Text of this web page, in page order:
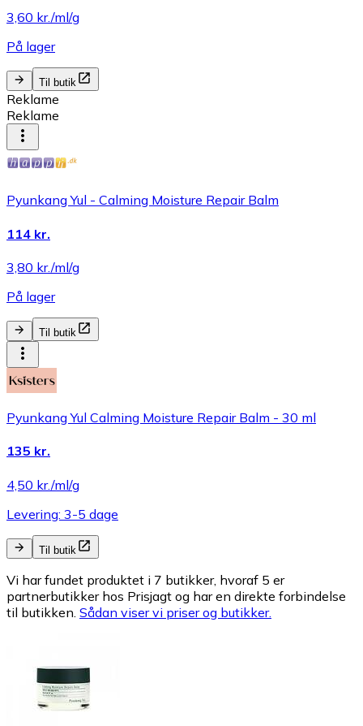
3,60 kr./ml/g
På lager
Til butik
Reklame
Reklame
Pyunkang Yul - Calming Moisture Repair Balm
114 kr.
3,80 kr./ml/g
På lager
Til butik
Pyunkang Yul Calming Moisture Repair Balm - 30 ml
135 kr.
4,50 kr./ml/g
Levering: 3-5 dage
Til butik
Vi har fundet produktet i 7 butikker, hvoraf 5 er
partnerbutikker hos Prisjagt og har en direkte forbindelse
til butikken. Sådan viser vi priser og butikker.